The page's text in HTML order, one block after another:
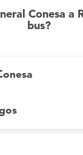
Conesa a
bus?